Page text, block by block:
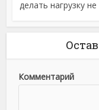
делать нагрузку
Комментарий